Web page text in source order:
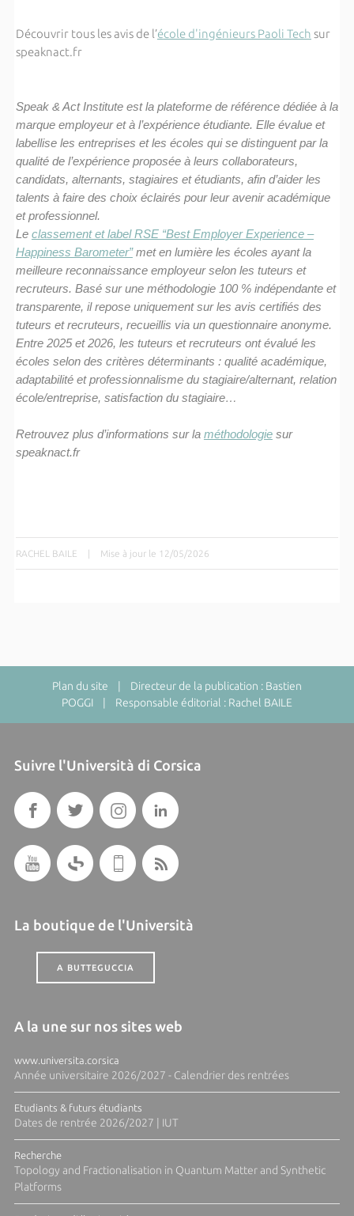
Découvrir tous les avis de l’école d'ingénieurs Paoli Tech sur
speaknact.fr
Speak & Act Institute est la plateforme de référence dédiée à la
marque employeur et à l’expérience étudiante. Elle évalue et
labellise les entreprises et les écoles qui se distinguent par la
qualité de l’expérience proposée à leurs collaborateurs,
candidats, alternants, stagiaires et étudiants, afin d’aider les
talents à faire des choix éclairés pour leur avenir académique
et professionnel.
Le classement et label RSE “Best Employer Experience –
Happiness Barometer”met en lumière les écoles ayant la
meilleure reconnaissance employeur selon les tuteurs et
recruteurs. Basé sur une méthodologie 100 % indépendante et
transparente, il repose uniquement sur les avis certifiés des
tuteurs et recruteurs, recueillis via un questionnaire anonyme.
Entre 2025 et 2026, les tuteurs et recruteurs ont évalué les
écoles selon des critères déterminants : qualité académique,
adaptabilité et professionnalisme du stagiaire/alternant, relation
école/entreprise, satisfaction du stagiaire…
Retrouvez plus d’informations sur la méthodologiesur
speaknact.fr
RACHEL BAILE Mise à jour le 12/05/2026
Plan du site | Directeur de la publication : Bastien
POGGI | Responsable éditorial : Rachel BAILE
Suivre l'Università di Corsica
La boutique de l'Università
A BUTTEGUCCIA
A la une sur nos sites web
www.universita.corsica
Année universitaire 2026/2027 - Calendrier des rentrées
Etudiants & futurs étudiants
Dates de rentrée 2026/2027 | IUT
Recherche
Topology and Fractionalisation in Quantum Matter and Synthetic
Platforms